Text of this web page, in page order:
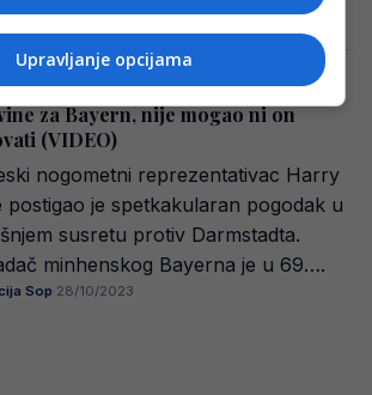
Sop·12/12/2024
Kane postigao gol sa svoje
za Bayern, nije mogao ni on
(VIDEO)
nogometni reprezentativac Harry
postigao je spetkakularan pogodak u
susretu protiv Darmstadta.
minhenskog Bayerna je u 69….
Sop·28/10/2023
Upravljanje opcijama